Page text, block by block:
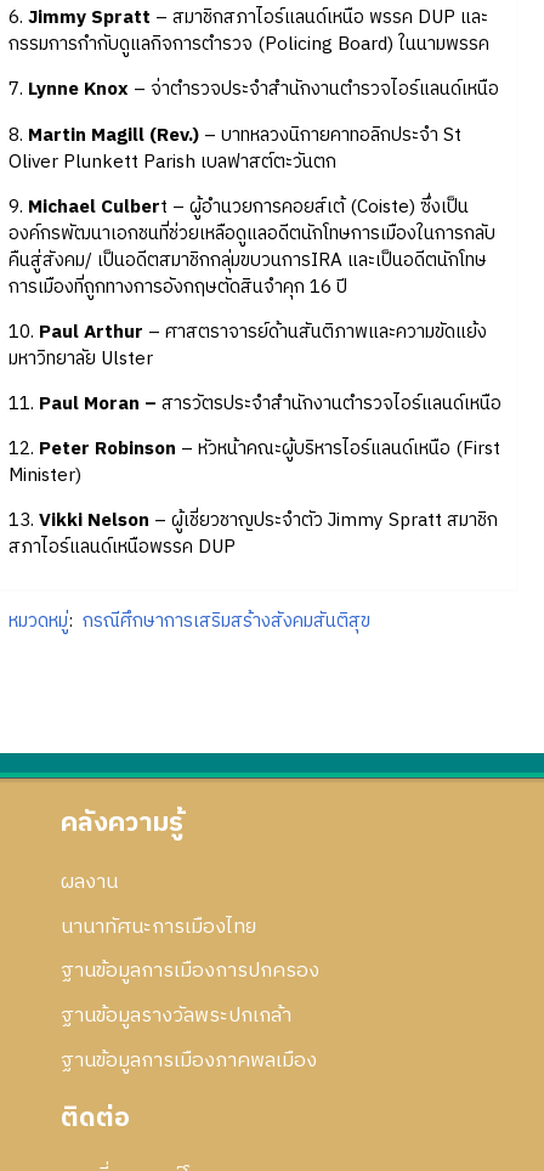
6. Jimmy Spratt – สมาชิกสภาไอร์แลนด์เหนือ พรรค DUP และ
กรรมการกำกับดูแลกิจการตำรวจ (Policing Board) ในนามพรรค
7. Lynne Knox – จ่าตำรวจประจำสำนักงานตำรวจไอร์แลนด์เหนือ
8. Martin Magill (Rev.)– บาทหลวงนิกายคาทอลิกประจำ St
Oliver Plunkett Parish เบลฟาสต์ตะวันตก
9. Michael Culbert – ผู้อำนวยการคอยส์เต้ (Coiste) ซึ่งเป็น
องค์กรพัฒนาเอกชนที่ช่วยเหลือดูแลอดีตนักโทษการเมืองในการกลับ
คืนสู่สังคม/ เป็นอดีตสมาชิกกลุ่มขบวนการIRA และเป็นอดีตนักโทษ
การเมืองที่ถูกทางการอังกฤษตัดสินจำคุก 16 ปี
10. Paul Arthur – ศาสตราจารย์ด้านสันติภาพและความขัดแย้ง
มหาวิทยาลัย Ulster
11. Paul Moran – สารวัตรประจำสำนักงานตำรวจไอร์แลนด์เหนือ
12. Peter Robinson – หัวหน้าคณะผู้บริหารไอร์แลนด์เหนือ (First
Minister)
13. Vikki Nelson – ผู้เชี่ยวชาญประจำตัว Jimmy Spratt สมาชิก
สภาไอร์แลนด์เหนือพรรค DUP
หมวดหมู่: กรณีศึกษาการเสริมสร้างสังคมสันติสุข
คลังความรู้
ผลงาน
นานาทัศนะการเมืองไทย
ฐานข้อมูลการเมืองการปกครอง
ฐานข้อมูลรางวัลพระปกเกล้า
ฐานข้อมูลการเมืองภาคพลเมือง
ติดต่อ